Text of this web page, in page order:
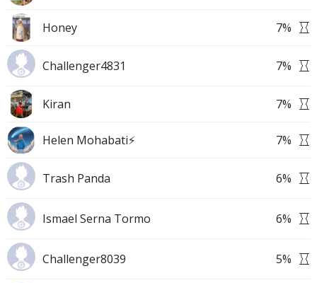
Honey 7%
Challenger4831 7%
Kiran 7%
Helen Mohabati⚡ 7%
Trash Panda 6%
Ismael Serna Tormo 6%
Challenger8039 5%